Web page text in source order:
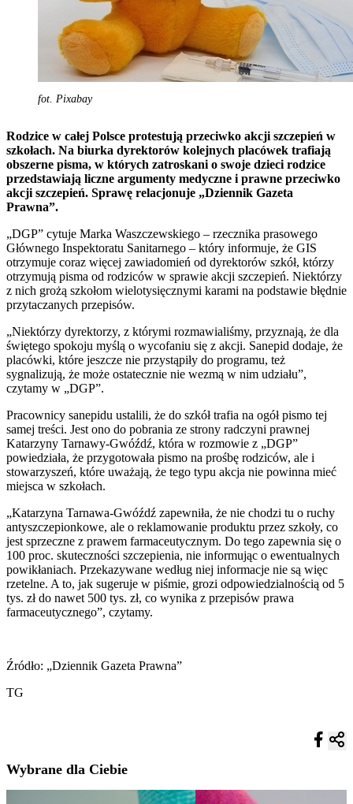
fot. Pixabay
Rodzice w całej Polsce protestują przeciwko akcji szczepień w
szkołach. Na biurka dyrektorów kolejnych placówek trafiają
obszerne pisma, w których zatroskani o swoje dzieci rodzice
przedstawiają liczne argumenty medyczne i prawne przeciwko
akcji szczepień. Sprawę relacjonuje „Dziennik Gazeta
Prawna”.
„DGP” cytuje Marka Waszczewskiego – rzecznika prasowego
Głównego Inspektoratu Sanitarnego – który informuje, że GIS
otrzymuje coraz więcej zawiadomień od dyrektorów szkół, którzy
otrzymują pisma od rodziców w sprawie akcji szczepień. Niektórzy
z nich grożą szkołom wielotysięcznymi karami na podstawie błędnie
przytaczanych przepisów.
„Niektórzy dyrektorzy, z którymi rozmawialiśmy, przyznają, że dla
świętego spokoju myślą o wycofaniu się z akcji. Sanepid dodaje, że
placówki, które jeszcze nie przystąpiły do programu, też
sygnalizują, że może ostatecznie nie wezmą w nim udziału”,
czytamy w „DGP”.
Pracownicy sanepidu ustalili, że do szkół trafia na ogół pismo tej
samej treści. Jest ono do pobrania ze strony radczyni prawnej
Katarzyny Tarnawy-Gwóźdź, która w rozmowie z „DGP”
powiedziała, że przygotowała pismo na prośbę rodziców, ale i
stowarzyszeń, które uważają, że tego typu akcja nie powinna mieć
miejsca w szkołach.
„Katarzyna Tarnawa-Gwóźdź zapewniła, że nie chodzi tu o ruchy
antyszczepionkowe, ale o reklamowanie produktu przez szkoły, co
jest sprzeczne z prawem farmaceutycznym. Do tego zapewnia się o
100 proc. skuteczności szczepienia, nie informując o ewentualnych
powikłaniach. Przekazywane według niej informacje nie są więc
rzetelne. A to, jak sugeruje w piśmie, grozi odpowiedzialnością od 5
tys. zł do nawet 500 tys. zł, co wynika z przepisów prawa
farmaceutycznego”, czytamy.
Źródło: „Dziennik Gazeta Prawna”
TG
Wybrane dla Ciebie